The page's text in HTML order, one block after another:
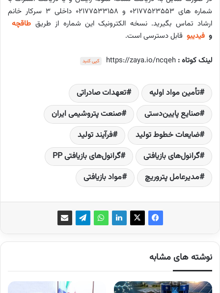
شماره های ۰۲۱۷۷۵۲۳۵۵۳ و ۰۲۱۷۷۵۳۳۱۵۸ داخلی ۳ سرکار خانم
ارشاد تماس بگیرید. نسخه الکترونیک این شماره از طریق طاقچه
و فیدیبو قابل دسترسی است.
لینک کوتاه : https://zaya.io/ncqeh کپی کنید
تأمین مواد اولیه
تعهدات صادراتی
صنایع پایین‌دستی
صنعت پتروشیمی ایران
ضایعات خطوط تولید
فرآیند تولید
گرانول‌های بازیافتی
گرانول‌های بازیافتی PP
مدیرعامل پتروریچ
مواد بازیافتی
نوشته های مشابه